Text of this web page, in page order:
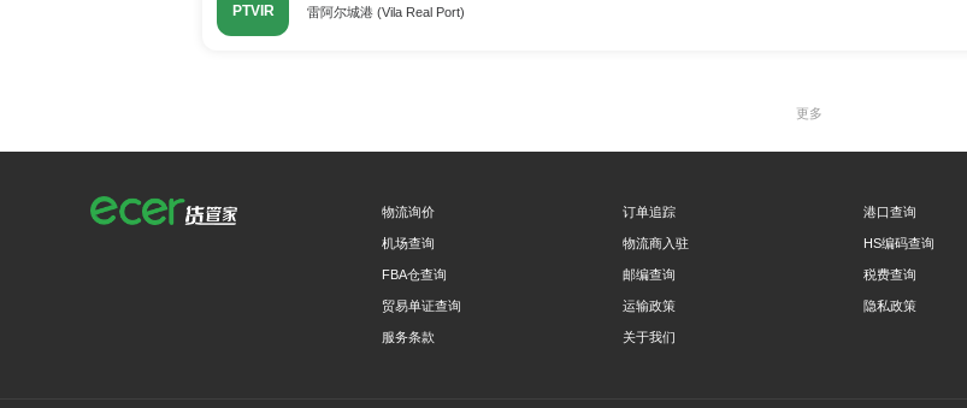
PTVIR 雷阿尔城港 (Vila Real Port)
更多
物流询价 订单追踪 港口查询
机场查询 物流商入驻 HS编码查询
FBA仓查询 邮编查询 税费查询
贸易单证查询 运输政策 隐私政策
服务条款 关于我们